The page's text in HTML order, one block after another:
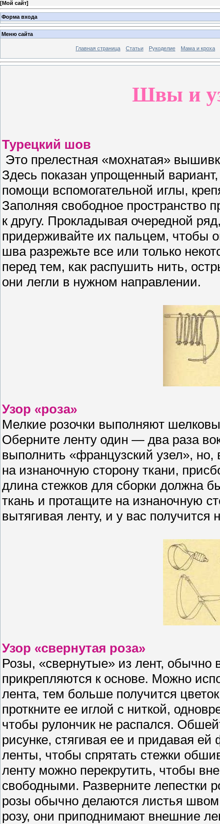
[Мой сайт]
Форма входа
Меню сайта
Главная страница Статьи Рукоделие Мама и кроха
Швы и
Турецкий шов
Это прелестная «мохнатая»
Здесь показан упрощенный
помощи вспомогательной иглы,
Заполняя свободное пространство
к другу. Прокладывая очередной
придерживайте их пальцем, чтобы
шва разрежьте все или только
перед тем, как распушить нить,
они легли в нужном направлении.
Узор «роза»
Мелкие розочки выполняют
Оберните ленту один — два раза
выполнить «французский узел»,
на изнаночную сторону ткани,
длина стежков для сборки должна
ткань и протащите на изнаночную
вытягивая ленту, и у вас получится
Узор «свернутая роза»
Розы, «свернутые» из лент, обычно
прикрепляются к основе. Можно
лента, тем больше получится
проткните ее иглой с ниткой,
чтобы рулончик не распался.
рисунке, стягивая ее и придавая
ленты, чтобы спрятать стежки
ленту можно перекрутить, чтобы
свободными. Разверните лепестки
розы обычно делаются листья
розу, они приподнимают внешние